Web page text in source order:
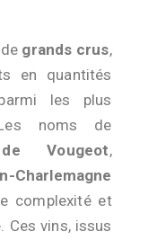
grands crus,
en quantités
les plus
noms de
Vougeot,
Charlemagne
complexité et
Ces vins, issus